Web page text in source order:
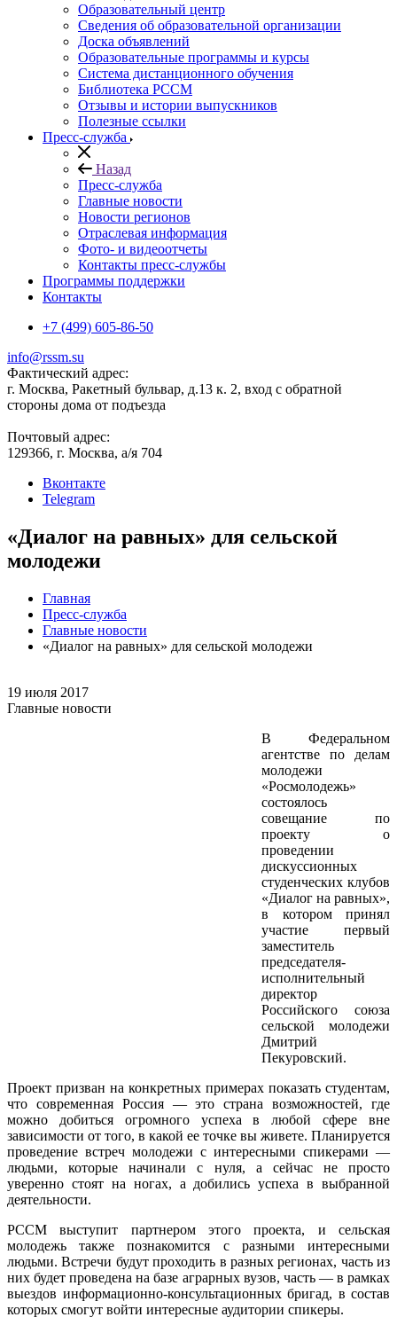
Образовательный центр
Сведения об образовательной организации
Доска объявлений
Образовательные программы и курсы
Система дистанционного обучения
Библиотека РССМ
Отзывы и истории выпускников
Полезные ссылки
Пресс-служба
Назад
Пресс-служба
Главные новости
Новости регионов
Отраслевая информация
Фото- и видеоотчеты
Контакты пресс-службы
Программы поддержки
Контакты
+7 (499) 605-86-50
info@rssm.su
Фактический адрес:
г. Москва, Ракетный бульвар, д.13 к. 2, вход с обратной
стороны дома от подъезда
Почтовый адрес:
129366, г. Москва, а/я 704
Вконтакте
Telegram
«Диалог на равных» для сельской
молодежи
Главная
Пресс-служба
Главные новости
«Диалог на равных» для сельской молодежи
19 июля 2017
Главные новости
В Федеральном
агентстве по делам
молодежи
«Росмолодежь»
состоялось
совещание по
проекту о
проведении
дискуссионных
студенческих клубов
«Диалог на равных»,
в котором принял
участие первый
заместитель
председателя-
исполнительный
директор
Российского союза
сельской молодежи
Дмитрий
Пекуровский.
Проект призван на конкретных примерах показать студентам,
что современная Россия — это страна возможностей, где
можно добиться огромного успеха в любой сфере вне
зависимости от того, в какой ее точке вы живете. Планируется
проведение встреч молодежи с интересными спикерами —
людьми, которые начинали с нуля, а сейчас не просто
уверенно стоят на ногах, а добились успеха в выбранной
деятельности.
РССМ выступит партнером этого проекта, и сельская
молодежь также познакомится с разными интересными
людьми. Встречи будут проходить в разных регионах, часть из
них будет проведена на базе аграрных вузов, часть — в рамках
выездов информационно-консультационных бригад, в состав
которых смогут войти интересные аудитории спикеры.